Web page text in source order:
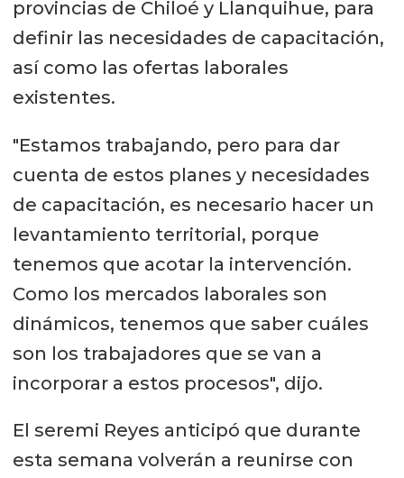
provincias de Chiloé y Llanquihue, para
definir las necesidades de capacitación,
así como las ofertas laborales
existentes.
"Estamos trabajando, pero para dar
cuenta de estos planes y necesidades
de capacitación, es necesario hacer un
levantamiento territorial, porque
tenemos que acotar la intervención.
Como los mercados laborales son
dinámicos, tenemos que saber cuáles
son los trabajadores que se van a
incorporar a estos procesos", dijo.
El seremi Reyes anticipó que durante
esta semana volverán a reunirse con